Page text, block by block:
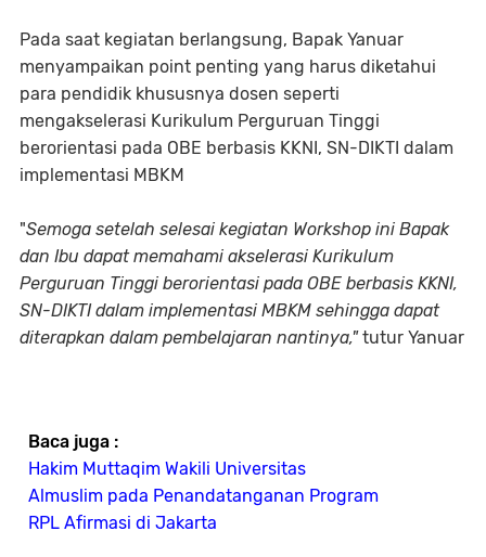
Pada saat kegiatan berlangsung, Bapak Yanuar
menyampaikan point penting yang harus diketahui
para pendidik khususnya dosen seperti
mengakselerasi Kurikulum Perguruan Tinggi
berorientasi pada OBE berbasis KKNI, SN-DIKTI dalam
implementasi MBKM
"Semoga setelah selesai kegiatan Workshop ini Bapak
dan Ibu dapat memahami akselerasi Kurikulum
Perguruan Tinggi berorientasi pada OBE berbasis KKNI,
SN-DIKTI dalam implementasi MBKM sehingga dapat
diterapkan dalam pembelajaran nantinya,"tutur Yanuar
Baca juga :
Hakim Muttaqim Wakili Universitas
Almuslim pada Penandatanganan Program
RPL Afirmasi di Jakarta